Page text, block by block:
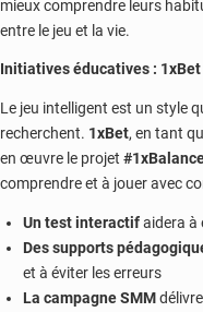
mieux comprendre leurs
entre le jeu et la vie.
Initiatives éducatives :
Le jeu intelligent est un style
recherchent. 1xBet, en tant
en œuvre le projet
comprendre et à jouer avec
Un test interactifaidera à
Des supports
et à éviter les erreurs
La ​​campagne SMM